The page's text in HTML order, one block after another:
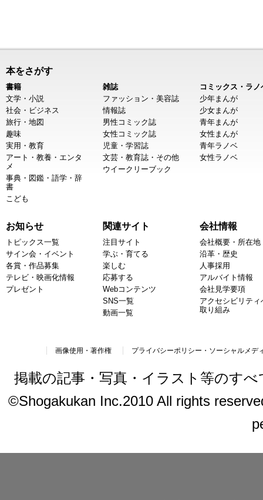
本をさがす
書籍
文学・小説
社会・ビジネス
旅行・地図
趣味
実用・教育
アート・教養・エンタ
メ
事典・図鑑・語学・辞
書
こども
雑誌
ファッション・美容誌
情報誌
男性コミック誌
女性コミック誌
児童・学習誌
文芸・教育誌・その他
ウイークリーブック
コミックス・ラノ
少年まんが
少女まんが
青年まんが
女性まんが
青年ラノベ
女性ラノベ
お知らせ
トピックス一覧
サイン会・イベント
各賞・作品募集
テレビ・映画化情報
プレゼント
関連サイト
注目サイト
学ぶ・育てる
楽しむ
応募する
Webコンテンツ
SNS一覧
動画一覧
会社情報
会社概要・所在地
沿革・歴史
人事採用
アルバイト情報
会社見学要項
アクセシビリティ
取り組み
画像使用・著作権 プライバシーポリシー・ソーシャルメデ
掲載の記事・写真・イラスト等のす
©Shogakukan Inc.2010 All rights